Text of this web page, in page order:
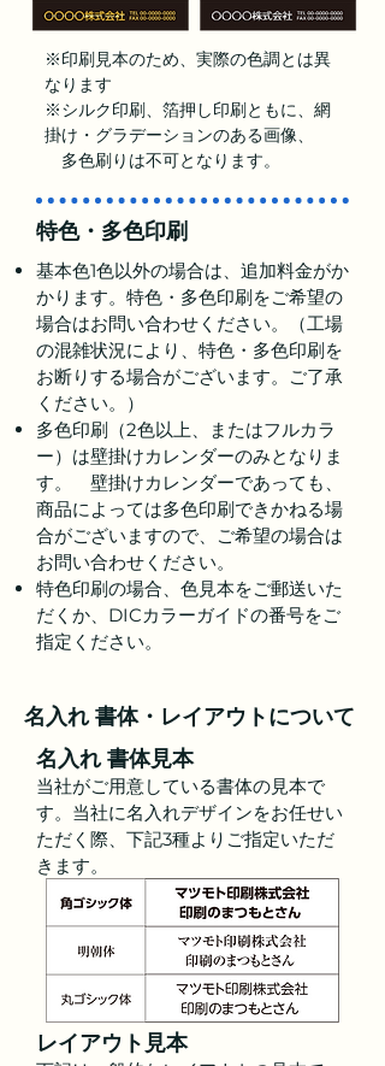
※印刷見本のため、実際の色調とは異
なります
※シルク印刷、箔押し印刷ともに、網
掛け・グラデーションのある画像、
多色刷りは不可となります。
特色・多色印刷
基本色1色以外の場合は、追加料金がか
かります。特色・多色印刷をご希望の
場合はお問い合わせください。（工場
の混雑状況により、特色・多色印刷を
お断りする場合がございます。ご了承
ください。）
多色印刷（2色以上、またはフルカラ
ー）は壁掛けカレンダーのみとなりま
す。 壁掛けカレンダーであっても、
商品によっては多色印刷できかねる場
合がございますので、ご希望の場合は
お問い合わせください。
特色印刷の場合、色見本をご郵送いた
だくか、DICカラーガイドの番号をご
指定ください。
名入れ 書体・レイアウトについて
名入れ 書体見本
当社がご用意している書体の見本で
す。当社に名入れデザインをお任せい
ただく際、下記3種よりご指定いただ
きます。
レイアウト見本